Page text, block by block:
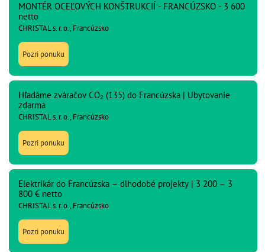
MONTÉR OCEĽOVÝCH KONŠTRUKCIÍ - FRANCÚZSKO - 3 600
netto
CHRISTAL s. r. o., Francúzsko
Pozri ponuku
Hľadáme zváračov CO₂ (135) do Francúzska | Ubytovanie
zdarma
CHRISTAL s. r. o., Francúzsko
Pozri ponuku
Elektrikár do Francúzska – dlhodobé projekty | 3 200 – 3
800 € netto
CHRISTAL s. r. o., Francúzsko
Pozri ponuku